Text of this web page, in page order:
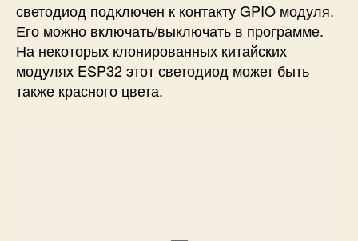
светодиод подключен к контакту GPIO модуля.
Его можно включать/выключать в программе.
На некоторых клонированных китайских
модулях ESP32 этот светодиод может быть
также красного цвета.